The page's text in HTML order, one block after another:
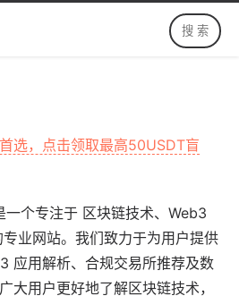
选，点击领取最高50USDT盲
一个专注于 区块链技术、Web3
业网站。我们致力于为用户提供
应用解析、合规交易所推荐及数
大用户更好地了解区块链技术，